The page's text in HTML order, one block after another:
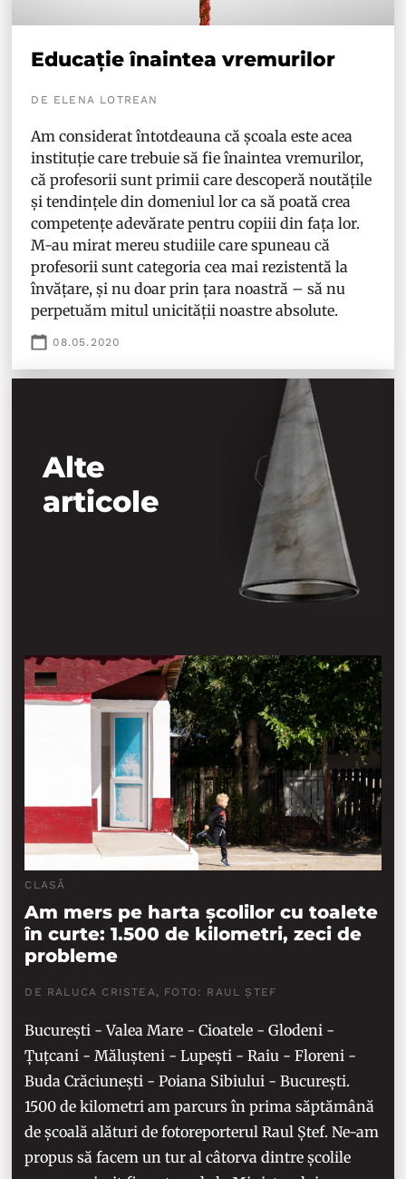
Educație înaintea vremurilor
DE ELENA LOTREAN
Am considerat întotdeauna că școala este acea
instituție care trebuie să fie înaintea vremurilor,
că profesorii sunt primii care descoperă noutățile
și tendințele din domeniul lor ca să poată crea
competențe adevărate pentru copiii din fața lor.
M-au mirat mereu studiile care spuneau că
profesorii sunt categoria cea mai rezistentă la
învățare, și nu doar prin țara noastră – să nu
perpetuăm mitul unicității noastre absolute.
08.05.2020
Alte
articole
CLASĂ
Am mers pe harta școlilor cu toalete
în curte: 1.500 de kilometri, zeci de
probleme
DE RALUCA CRISTEA, FOTO: RAUL ȘTEF
București - Valea Mare - Cioatele - Glodeni -
Țuțcani - Mălușteni - Lupești - Raiu - Floreni -
Buda Crăciunești - Poiana Sibiului - București.
1500 de kilometri am parcurs în prima săptămână
de școală alături de fotoreporterul Raul Ștef. Ne-am
propus să facem un tur al câtorva dintre școlile